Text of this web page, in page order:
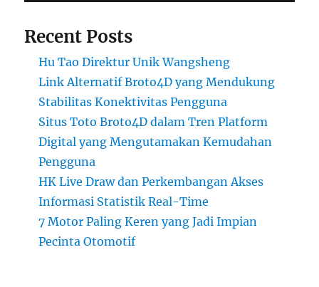
Recent Posts
Hu Tao Direktur Unik Wangsheng
Link Alternatif Broto4D yang Mendukung
Stabilitas Konektivitas Pengguna
Situs Toto Broto4D dalam Tren Platform
Digital yang Mengutamakan Kemudahan
Pengguna
HK Live Draw dan Perkembangan Akses
Informasi Statistik Real-Time
7 Motor Paling Keren yang Jadi Impian
Pecinta Otomotif